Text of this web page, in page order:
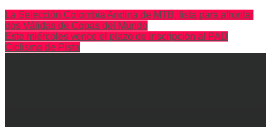
La Selección Colombia Andina de MTB, lista para afrontar
dos Válidas de Copas del Mundo
Este miércoles vence el plazo de inscripción al PAD
Ciclismo de Pista